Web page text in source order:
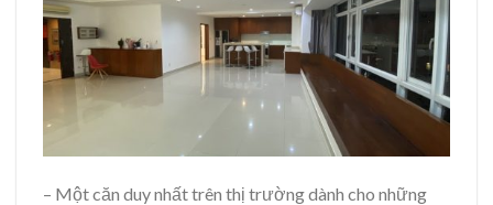
– Một căn duy nhất trên thị trường dành cho những